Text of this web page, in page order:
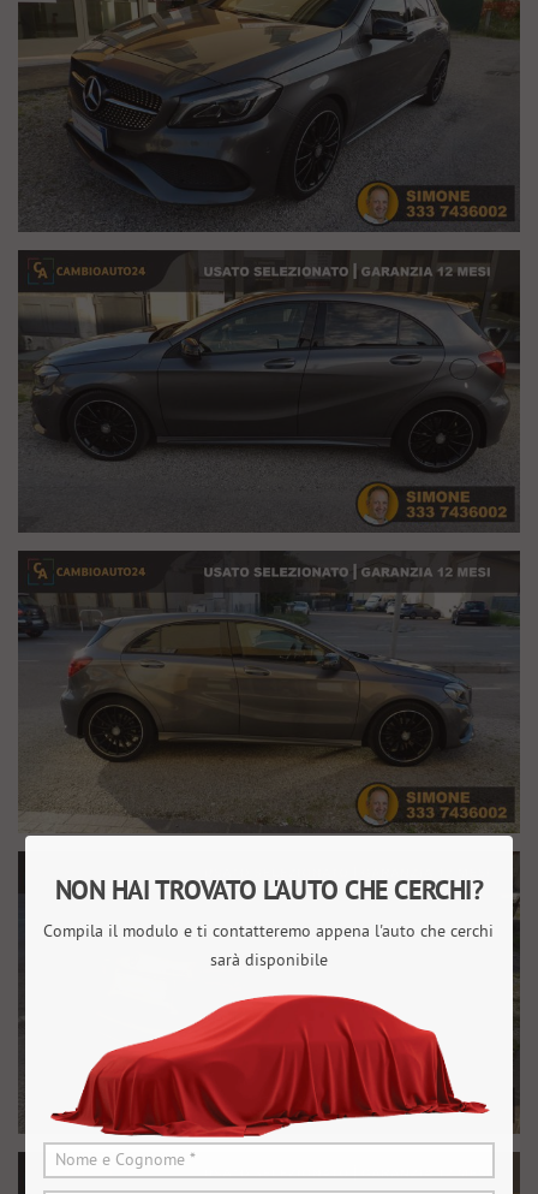
NON HAI TROVATO L'AUTO CHE CERCHI?
Compila il modulo e ti contatteremo appena l'auto che cerchi
sarà disponibile